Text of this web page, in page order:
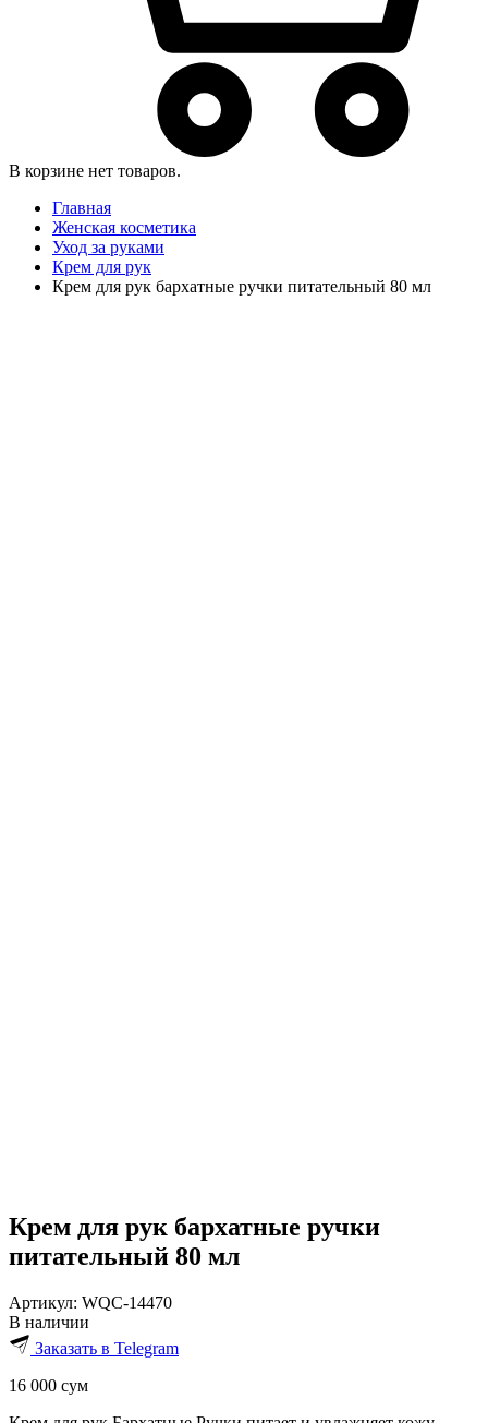
В корзине нет товаров.
Главная
Женская косметика
Уход за руками
Крем для рук
Крем для рук бархатные ручки питательный 80 мл
Крем для рук бархатные ручки
питательный 80 мл
Артикул: WQC-14470
В наличии
Заказать в Telegram
16 000 сум